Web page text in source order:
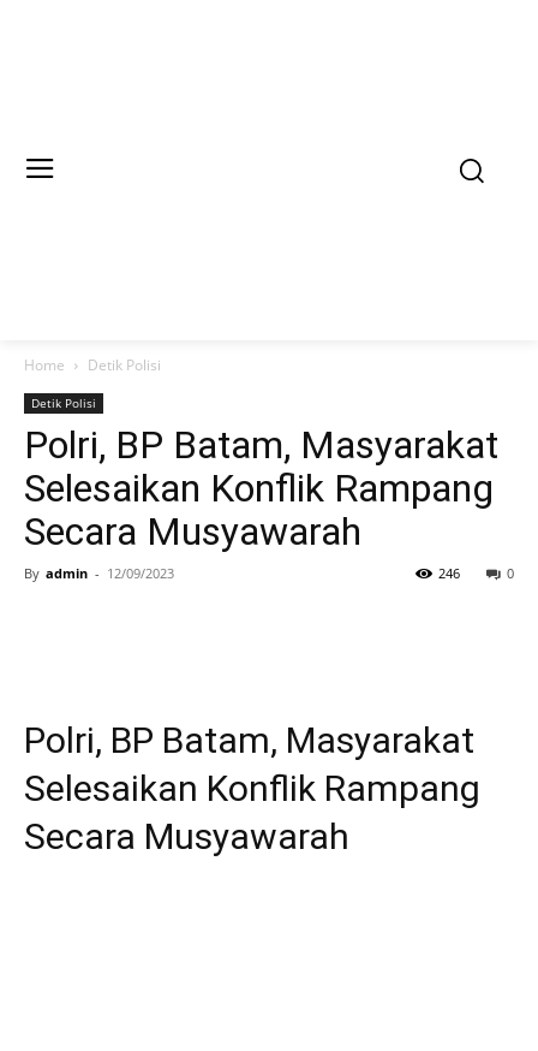
Home Detik Polisi
Detik Polisi
Polri, BP Batam, Masyarakat
Selesaikan Konflik Rampang
Secara Musyawarah
By admin - 12/09/2023 0
246
Polri, BP Batam, Masyarakat
Selesaikan Konflik Rampang
Secara Musyawarah